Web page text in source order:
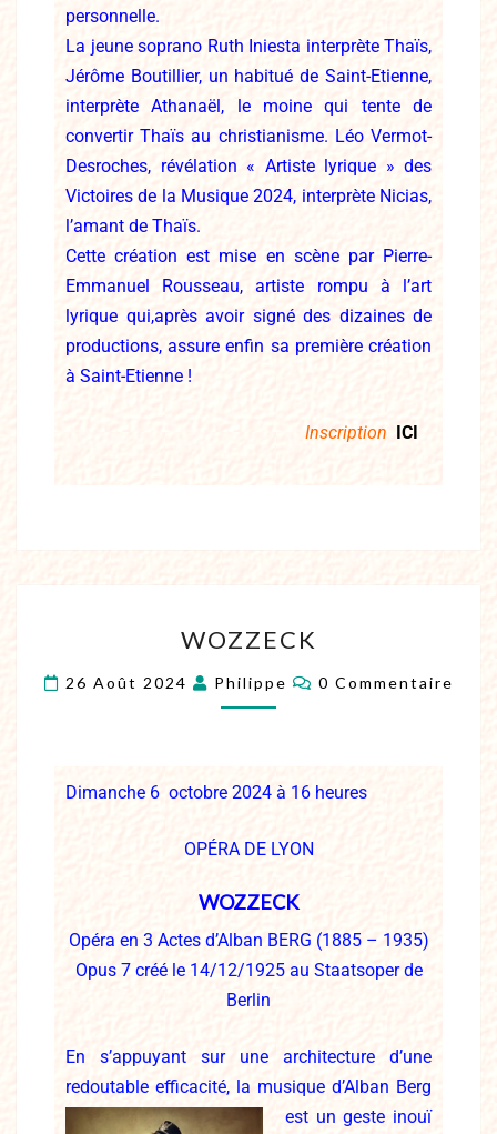
personnelle.
La jeune soprano Ruth Iniesta interprète Thaïs,
Jérôme Boutillier, un habitué de Saint-Etienne,
interprète Athanaël, le moine qui tente de
convertir Thaïs au christianisme. Léo Vermot-
Desroches, révélation « Artiste lyrique » des
Victoires de la Musique 2024, interprète Nicias,
l’amant de Thaïs.
Cette création est mise en scène par Pierre-
Emmanuel Rousseau, artiste rompu à l’art
lyrique qui,après avoir signé des dizaines de
productions, assure enfin sa première création
à Saint-Etienne !
Inscription ICI
WOZZECK
26 Août 2024 Philippe 0 Commentaire
Dimanche 6 octobre 2024 à 16 heures
OPÉRA DE LYON
WOZZECK
Opéra en 3 Actes d’Alban BERG (1885 – 1935)
Opus 7 créé le 14/12/1925 au Staatsoper de
Berlin
En s’appuyant sur une architecture d’une
redoutable efficacité, la musique d’Alban Berg
est un geste inouï